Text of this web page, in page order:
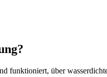
funktioniert, über